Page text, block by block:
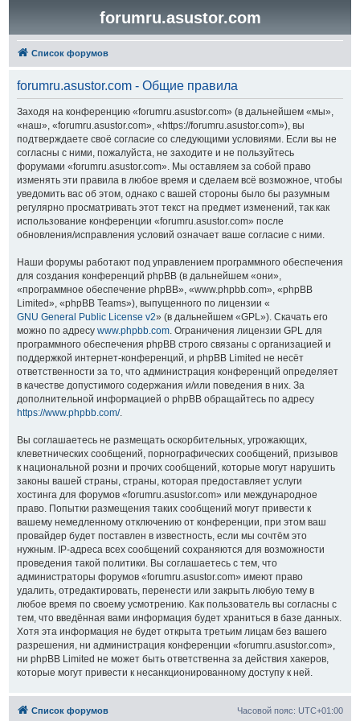
forumru.asustor.com
Список форумов
forumru.asustor.com - Общие правила
Заходя на конференцию «forumru.asustor.com» (в дальнейшем «мы»,
«наш», «forumru.asustor.com», «https://forumru.asustor.com»), вы
подтверждаете своё согласие со следующими условиями. Если вы не
согласны с ними, пожалуйста, не заходите и не пользуйтесь
форумами «forumru.asustor.com». Мы оставляем за собой право
изменять эти правила в любое время и сделаем всё возможное, чтобы
уведомить вас об этом, однако с вашей стороны было бы разумным
регулярно просматривать этот текст на предмет изменений, так как
использование конференции «forumru.asustor.com» после
обновления/исправления условий означает ваше согласие с ними.
Наши форумы работают под управлением программного обеспечения
для создания конференций phpBB (в дальнейшем «они»,
«программное обеспечение phpBB», «www.phpbb.com», «phpBB
Limited», «phpBB Teams»), выпущенного по лицензии «
GNU General Public License v2» (в дальнейшем «GPL»). Скачать его
можно по адресу www.phpbb.com. Ограничения лицензии GPL для
программного обеспечения phpBB строго связаны с организацией и
поддержкой интернет-конференций, и phpBB Limited не несёт
ответственности за то, что администрация конференций определяет
в качестве допустимого содержания и/или поведения в них. За
дополнительной информацией о phpBB обращайтесь по адресу
https://www.phpbb.com/.
Вы соглашаетесь не размещать оскорбительных, угрожающих,
клеветнических сообщений, порнографических сообщений, призывов
к национальной розни и прочих сообщений, которые могут нарушить
законы вашей страны, страны, которая предоставляет услуги
хостинга для форумов «forumru.asustor.com» или международное
право. Попытки размещения таких сообщений могут привести к
вашему немедленному отключению от конференции, при этом ваш
провайдер будет поставлен в известность, если мы сочтём это
нужным. IP-адреса всех сообщений сохраняются для возможности
проведения такой политики. Вы соглашаетесь с тем, что
администраторы форумов «forumru.asustor.com» имеют право
удалить, отредактировать, перенести или закрыть любую тему в
любое время по своему усмотрению. Как пользователь вы согласны с
тем, что введённая вами информация будет храниться в базе данных.
Хотя эта информация не будет открыта третьим лицам без вашего
разрешения, ни администрация конференции «forumru.asustor.com»,
ни phpBB Limited не может быть ответственна за действия хакеров,
которые могут привести к несанкционированному доступу к ней.
Список форумов Часовой пояс: UTC+01:00